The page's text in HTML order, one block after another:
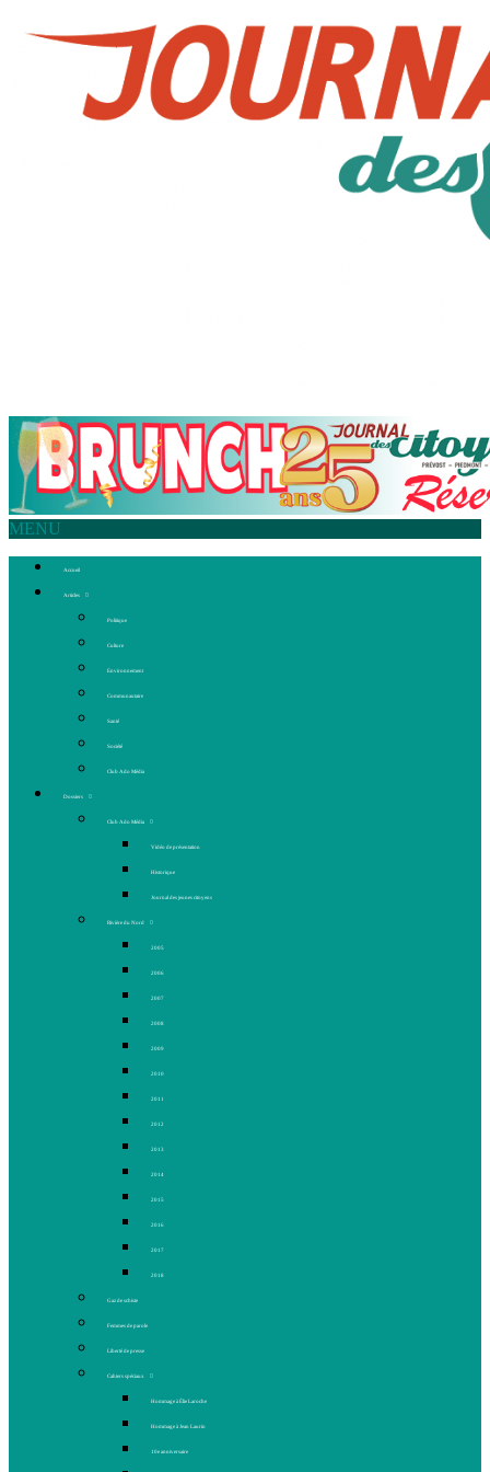
MENU
Accueil
Articles
Politique
Culture
Environnement
Communautaire
Santé
Société
Club Ado Média
Dossiers
Club Ado Média
Vidéo de présentation
Historique
Journal des jeunes citoyens
Rivière du Nord
2005
2006
2007
2008
2009
2010
2011
2012
2013
2014
2015
2016
2017
2018
Gaz de schiste
Femmes de parole
Liberté de presse
Cahiers spéciaux
Hommage à Élie Laroche
Hommage à Jean Laurin
10e anniversaire